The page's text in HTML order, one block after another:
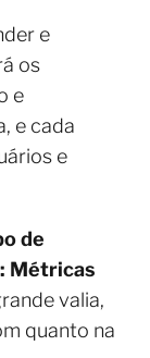
e
os
e
e cada
e
de
Métricas
valia,
quanto na